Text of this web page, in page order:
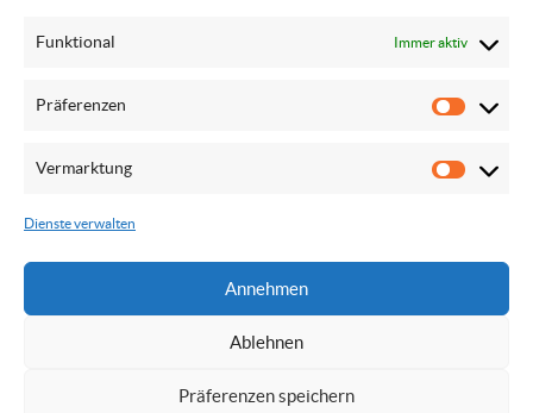
Funktional Immer aktiv
Präferenzen
Vermarktung
Dienste verwalten
Annehmen
Ablehnen
Präferenzen speichern
Nach oben